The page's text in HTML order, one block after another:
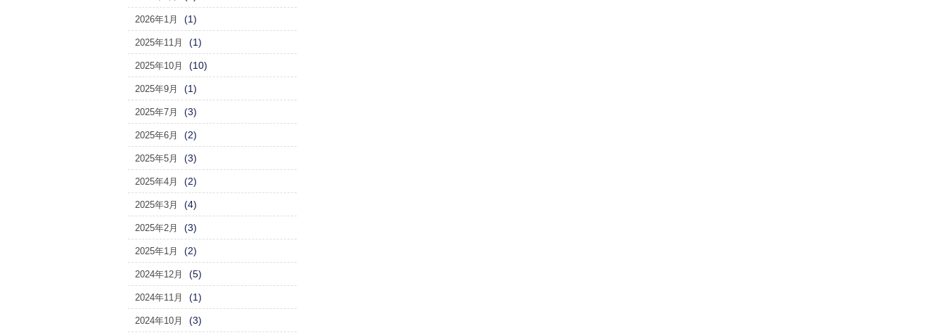
2026年1月 (1)
2025年11月 (1)
2025年10月 (10)
2025年9月 (1)
2025年7月 (3)
2025年6月 (2)
2025年5月 (3)
2025年4月 (2)
2025年3月 (4)
2025年2月 (3)
2025年1月 (2)
2024年12月 (5)
2024年11月 (1)
2024年10月 (3)